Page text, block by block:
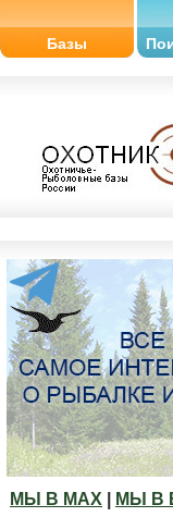
Базы
МЫ В МАХ МЫ В